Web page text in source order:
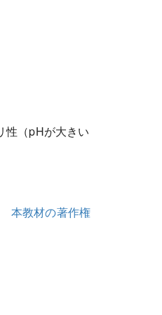
性（pHが大きい
本教材の著作権